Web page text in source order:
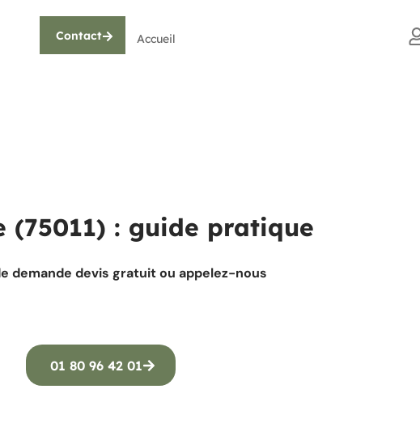
Contact
Accueil
: guide pratique
demande devis gratuit ou appelez-nous
01 80 96 42 01